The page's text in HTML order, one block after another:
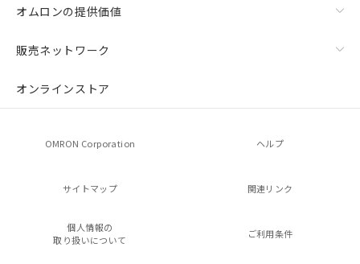
オムロンの提供価値
販売ネットワーク
オンラインストア
OMRON Corporation ヘルプ
サイトマップ 関連リンク
個人情報の
取り扱いについて
ご利用条件